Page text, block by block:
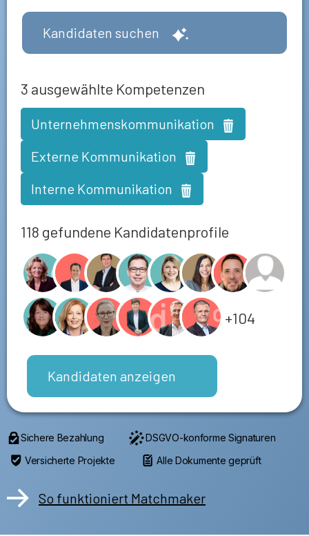
Kandidaten suchen
3 ausgewählte Kompetenzen
Unternehmenskommunikation
Externe Kommunikation
Interne Kommunikation
118 gefundene Kandidatenprofile
+104
Kandidaten anzeigen
Sichere Bezahlung
DSGVO-konforme Signaturen
Versicherte Projekte
Alle Dokumente geprüft
So funktioniert Matchmaker